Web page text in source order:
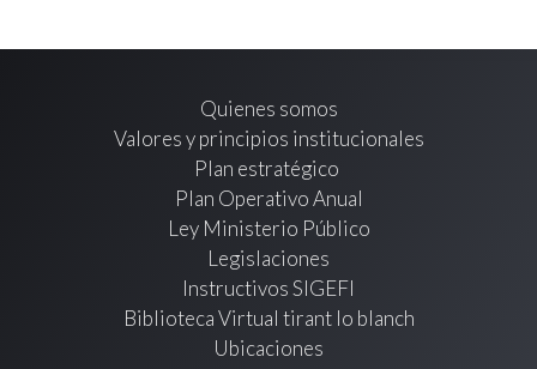
Quienes somos
Valores y principios institucionales
Plan estratégico
Plan Operativo Anual
Ley Ministerio Público
Legislaciones
Instructivos SIGEFI
Biblioteca Virtual tirant lo blanch
Ubicaciones